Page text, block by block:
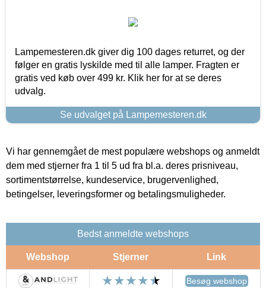
Lampemesteren.dk giver dig 100 dages returret, og der
følger en gratis lyskilde med til alle lamper. Fragten er
gratis ved køb over 499 kr. Klik her for at se deres
udvalg.
Se udvalget på Lampemesteren.dk
Vi har gennemgået de mest populære webshops og anmeldt
dem med stjerner fra 1 til 5 ud fra bl.a. deres prisniveau,
sortimentstørrelse, kundeservice, brugervenlighed,
betingelser, leveringsformer og betalingsmuligheder.
Bedst anmeldte webshops
Webshop Stjerner Link
Besøg webshop